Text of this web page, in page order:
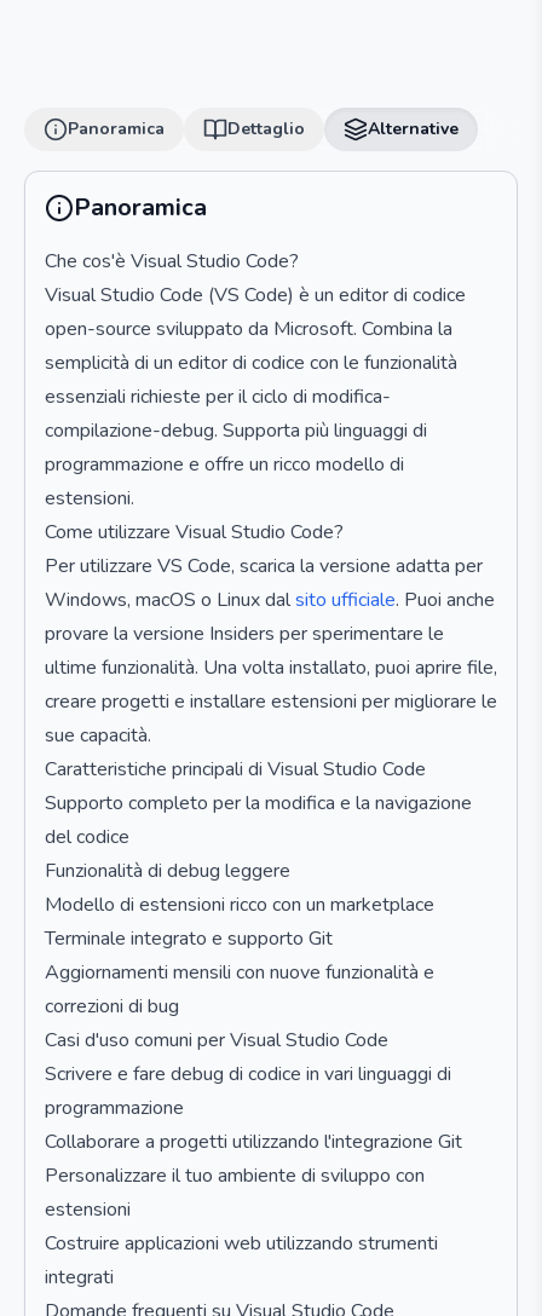
Panoramica Dettaglio Alternative
Panoramica
Che cos'è Visual Studio Code?
Visual Studio Code (VS Code) è un editor di codice
open-source sviluppato da Microsoft. Combina la
semplicità di un editor di codice con le funzionalità
essenziali richieste per il ciclo di modifica-
compilazione-debug. Supporta più linguaggi di
programmazione e offre un ricco modello di
estensioni.
Come utilizzare Visual Studio Code?
Per utilizzare VS Code, scarica la versione adatta per
Windows, macOS o Linux dalsito ufficiale. Puoi anche
provare la versione Insiders per sperimentare le
ultime funzionalità. Una volta installato, puoi aprire file,
creare progetti e installare estensioni per migliorare le
sue capacità.
Caratteristiche principali di Visual Studio Code
Supporto completo per la modifica e la navigazione
del codice
Funzionalità di debug leggere
Modello di estensioni ricco con un marketplace
Terminale integrato e supporto Git
Aggiornamenti mensili con nuove funzionalità e
correzioni di bug
Casi d'uso comuni per Visual Studio Code
Scrivere e fare debug di codice in vari linguaggi di
programmazione
Collaborare a progetti utilizzando l'integrazione Git
Personalizzare il tuo ambiente di sviluppo con
estensioni
Costruire applicazioni web utilizzando strumenti
integrati